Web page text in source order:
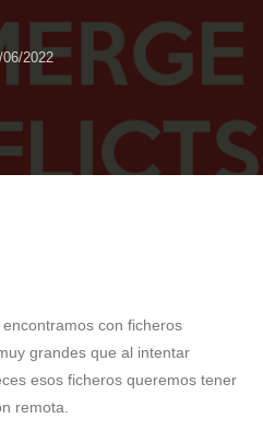
06/2022
con ficheros
grandes que al intentar
esos ficheros queremos tener
remota.